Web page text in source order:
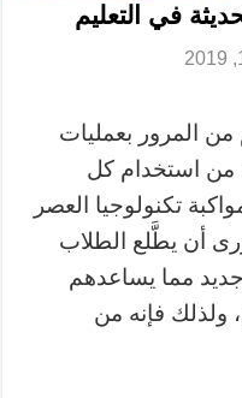
من المرور بعمليات
من استخدام كل
تكنولوجيا العصر
أن يطَّلع الطلاب
مما يساعدهم
ولذلك فإنه من